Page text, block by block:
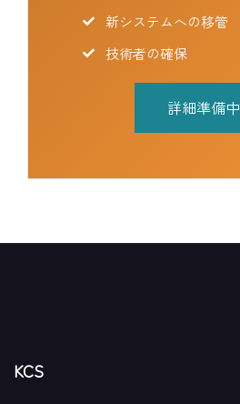
新システムへの移管
技術者の確保
詳細準備中
KCS